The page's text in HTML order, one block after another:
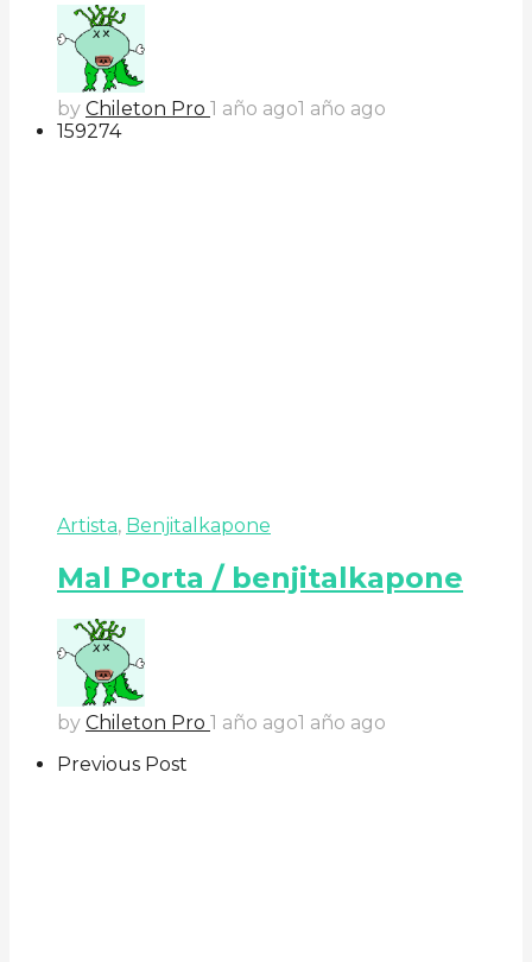
by Chileton Pro 1 año ago1 año ago
159274
Artista, Benjitalkapone
Mal Porta / benjitalkapone
by Chileton Pro 1 año ago1 año ago
Previous Post